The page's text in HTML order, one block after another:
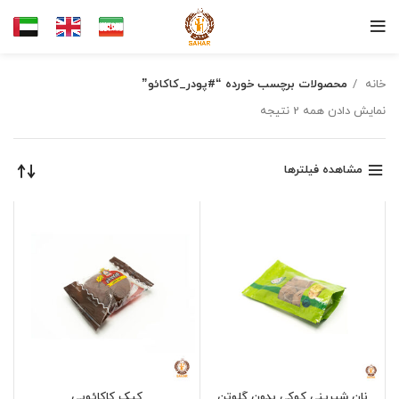
خانه
محصولات برچسب خورده “#پودر_کاکائو”
نمایش دادن همه 2 نتیجه
مشاهده فیلترها